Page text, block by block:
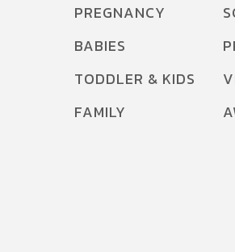
PREGNANCY
BABIES
TODDLER & KIDS
FAMILY